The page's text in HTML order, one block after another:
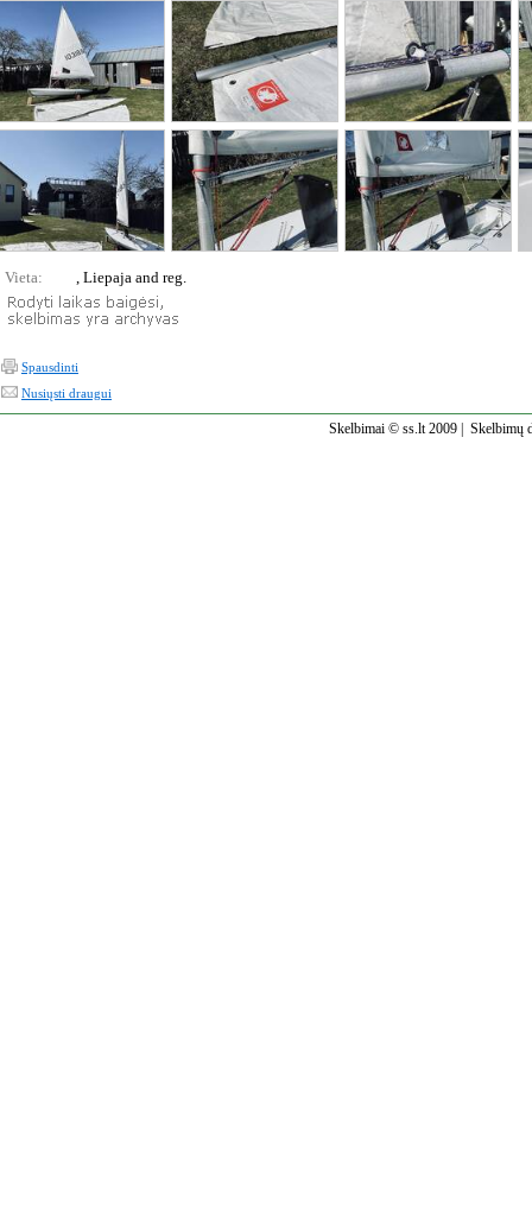
Vieta: , Liepaja and reg.
Spausdinti
Nusiųsti draugui
Skelbimai © ss.lt 2009 | Skelbimų